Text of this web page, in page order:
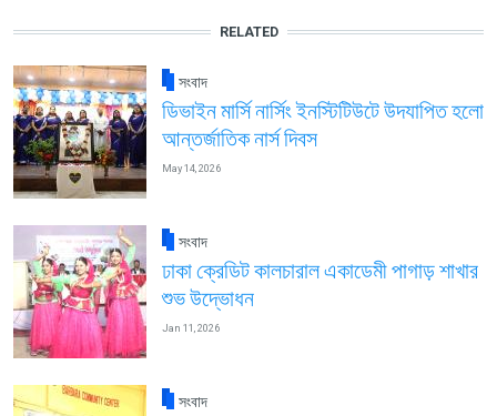
RELATED
সংবাদ
ডিভাইন মার্সি নার্সিং ইনস্টিটিউটে উদযাপিত হলো
আন্তর্জাতিক নার্স দিবস
May 14, 2026
সংবাদ
ঢাকা ক্রেডিট কালচারাল একাডেমী পাগাড় শাখার
শুভ উদ্ভোধন
Jan 11, 2026
সংবাদ